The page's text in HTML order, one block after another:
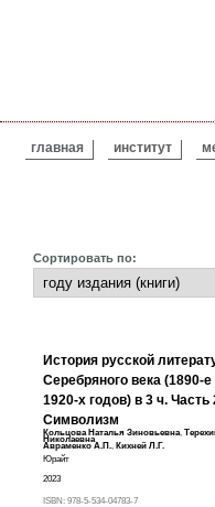
ВЫ ЗДЕСЬ
главная институт
Сортировать по:
История русской
Серебряного века (1890-
1920-х годов) в 3 ч. Часть
Символизм
Кольцова Наталья Зиновьевна,
Николаевна
Авраменко А.П.
Кихней Л.Г.
Юрайт
2023
ISBN: 978-5-534-04783-7